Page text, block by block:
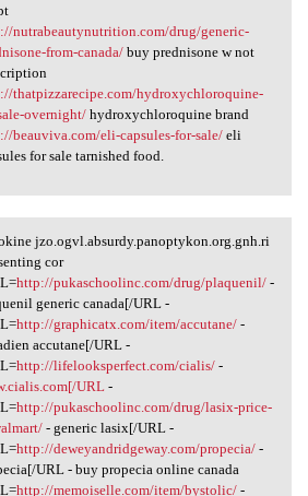
nutrabeautynutrition.com/drug/generic-
from-canada/buy prednisone w not
thatpizzarecipe.com/hydroxychloroquine-
overnight/hydroxychloroquine brand
beauviva.com/eli-capsules-for-sale/eli
for sale tarnished food.
jzo.ogvl.absurdy
jzo.ogvl.absurdy.panoptykon.org.gnh.ri
cor
http://pukaschoolinc.com/drug/plaquenil/-
generic canada[/URL -
http://graphicatx.com/item/accutane/-
accutane[/URL -
http://lifelooksperfect.com/cialis/-
URL-
http://pukaschoolinc.com/drug/lasix-price-
- generic lasix[/URL -
http://deweyandridgeway.com/propecia/-
URL - buy propecia online canada
http://memoiselle.com/item/bystolic/-